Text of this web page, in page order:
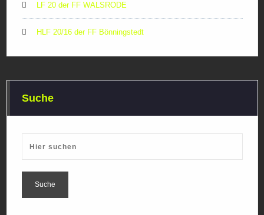
LF 20 der FF WALSRODE
HLF 20/16 der FF Bönningstedt
Suche